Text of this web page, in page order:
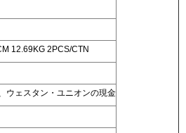
12.69KG 2PCS/CTN
ウェスタン・ユニオンの現金